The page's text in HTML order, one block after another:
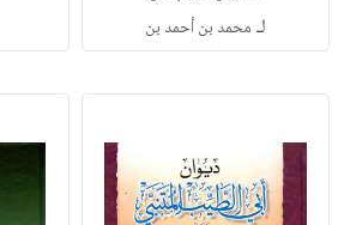
لـ محمد بن أحمد بن